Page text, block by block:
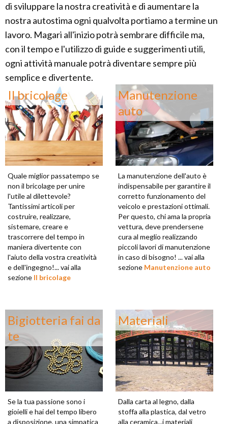
di sviluppare la nostra creatività e di aumentare la
nostra autostima ogni qualvolta portiamo a termine un
lavoro. Magari all'inizio potrà sembrare difficile ma,
con il tempo e l'utilizzo di guide e suggerimenti utili,
ogni attività manuale potrà diventare sempre più
semplice e divertente.
Il bricolage
Quale miglior passatempo se
non il bricolage per unire
l'utile al dilettevole?
Tantissimi articoli per
costruire, realizzare,
sistemare, creare e
trascorrere del tempo in
maniera divertente con
l'aiuto della vostra creatività
e dell'ingegno!... vai alla
sezione Il bricolage
Manutenzione
auto
La manutenzione dell'auto è
indispensabile per garantire il
corretto funzionamento del
veicolo e prestazioni ottimali.
Per questo, chi ama la propria
vettura, deve prendersene
cura al meglio realizzando
piccoli lavori di manutenzione
in caso di bisogno! ... vai alla
sezione Manutenzione auto
Bigiotteria fai da
te
Se la tua passione sono i
gioielli e hai del tempo libero
a disposizione, una simpatica
Materiali
Dalla carta al legno, dalla
stoffa alla plastica, dal vetro
alla ceramica...i materiali